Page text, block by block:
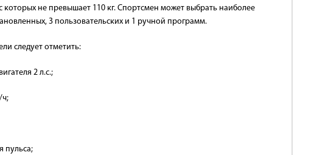
которых не превышает 110 кг. Спортсмен может выбрать наиболее
3 пользовательских и 1 ручной программ.
следует отметить:
2 л.с.;